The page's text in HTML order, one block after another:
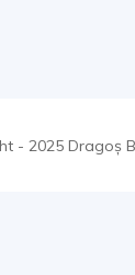
- 2025 Dragoș